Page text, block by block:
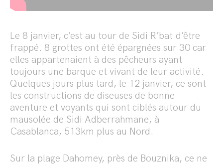
Le 8 janvier, c’est au tour de Sidi R’bat d’être
frappé. 8 grottes ont été épargnées sur 30 car
elles appartenaient à des pêcheurs ayant
toujours une barque et vivant de leur activité.
Quelques jours plus tard, le 12 janvier, ce sont
les constructions de diseuses de bonne
aventure et voyants qui sont ciblés autour du
mausolée de Sidi Adberrahmane, à
Casablanca, 513km plus au Nord.
Sur la plage Dahomey, près de Bouznika, ce ne